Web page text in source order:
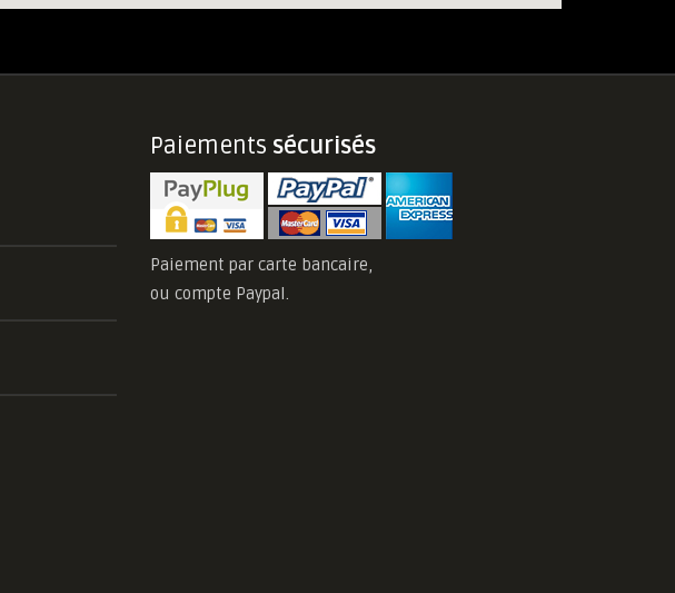
Paiements sécurisés
Paiement par carte bancaire,
ou compte Paypal.